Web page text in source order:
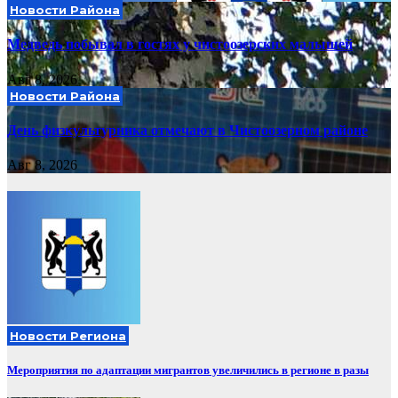
Новости Района
Медведь побывал в гостях у чистоозерских малышей
Авг 8, 2026
Новости Района
День физкультурника отмечают в Чистоозерном районе
Авг 8, 2026
Новости Региона
Мероприятия по адаптации мигрантов увеличились в регионе в разы